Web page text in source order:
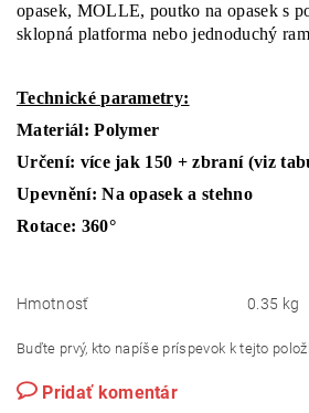
opasek, MOLLE, poutko na opasek s
sklopná platforma nebo jednoduchý
Technické parametry:
Materiál: Polymer
Určení: více jak 150 + zbraní (viz
Upevnění: Na opasek a stehno
Rotace: 360°
Hmotnosť 0.35 kg
Buďte prvý, kto napíše príspevok k tejto
Pridať komentár